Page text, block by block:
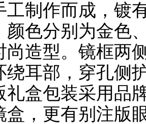
工制作而成，镀
颜色分别为金色
尚造型。镜框两
绕耳部，穿孔侧
礼盒包装采用品
盒，更有别注版